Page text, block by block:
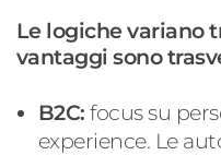
Le logiche variano
vantaggi sono
B2C: focus su
experience. Le